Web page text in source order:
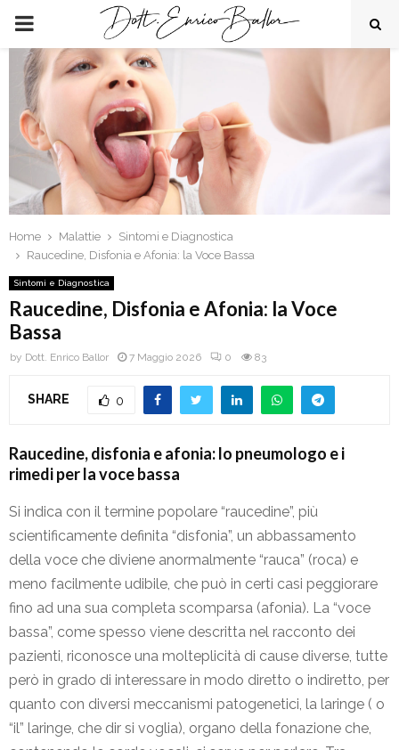
PRIMARY
MENU
Home Malattie
Sintomi e Diagnostica
Raucedine, Disfonia e Afonia: la Voce Bassa
Sintomi e Diagnostica
Raucedine, Disfonia e Afonia: la Voce
Bassa
by Dott. Enrico Ballor 7 Maggio 2026 0 83
SHARE 0
Raucedine, disfonia e afonia: lo pneumologo e i
rimedi per la voce bassa
Si indica con il termine popolare “raucedine”, più
scientificamente definita “disfonia”, un abbassamento
della voce che diviene anormalmente “rauca” (roca) e
meno facilmente udibile, che può in certi casi peggiorare
fino ad una sua completa scomparsa (afonia). La “voce
bassa”, come spesso viene descritta nel racconto dei
pazienti, riconosce una molteplicità di cause diverse, tutte
però in grado di interessare in modo diretto o indiretto, per
quanto con diversi meccanismi patogenetici, la laringe ( o
“il” laringe, che dir si voglia), organo della fonazione che,